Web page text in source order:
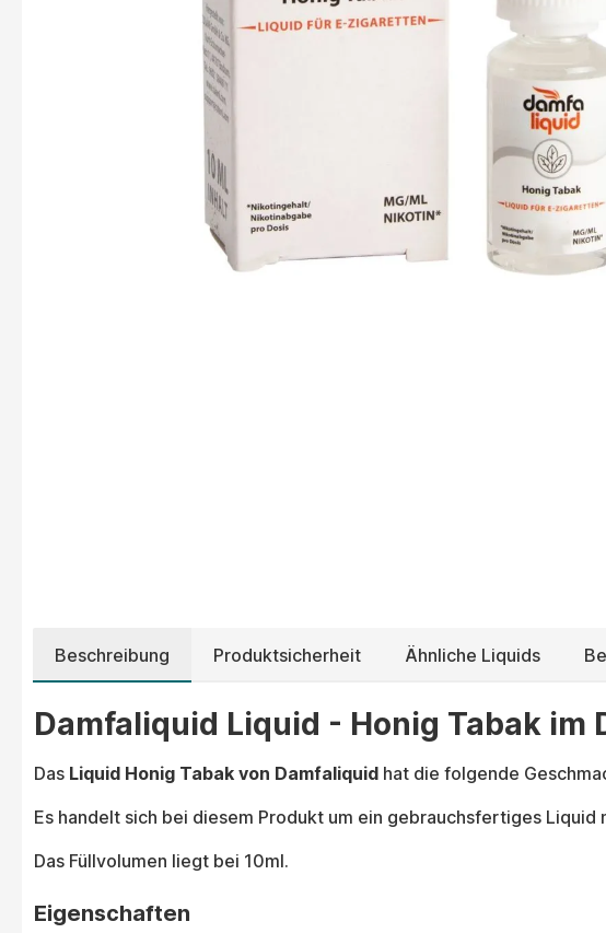
Beschreibung Produktsicherheit Ähnliche Liquids
Damfaliquid Liquid - Honig Tabak im
Das Liquid Honig Tabak von Damfaliquid hat die folgende
Es handelt sich bei diesem Produkt um ein gebrauchsfertiges Liquid
Das Füllvolumen liegt bei 10ml.
Eigenschaften